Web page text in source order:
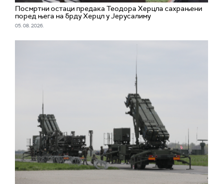
Посмртни остаци предака Теодора Херцла сахрањени
поред њега на брду Херцл у Јерусалиму
05. 08. 2026.